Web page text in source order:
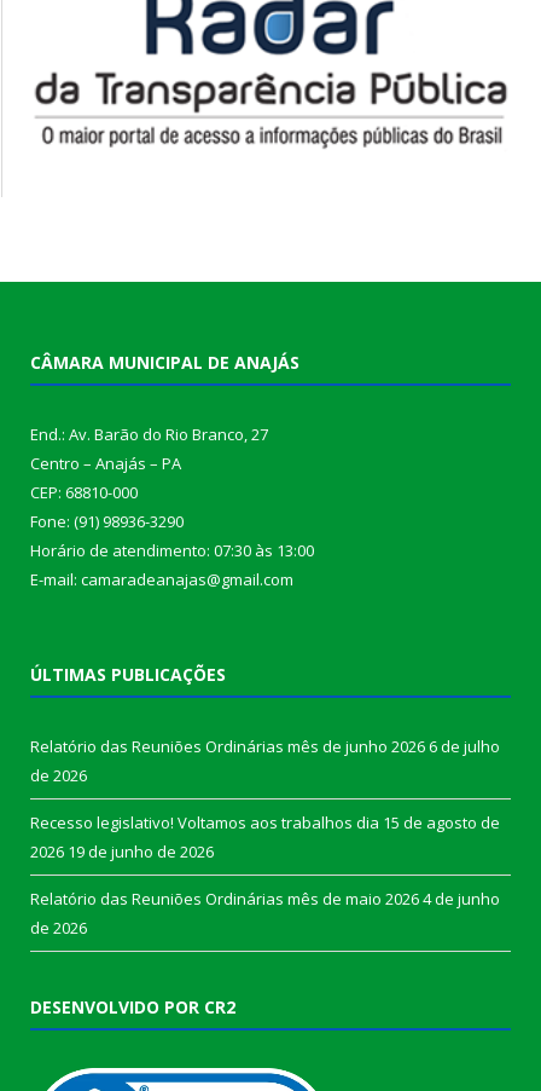
CÂMARA MUNICIPAL DE ANAJÁS
End.: Av. Barão do Rio Branco, 27
Centro – Anajás – PA
CEP: 68810-000
Fone: (91) 98936-3290
Horário de atendimento: 07:30 às 13:00
E-mail: camaradeanajas@gmail.com
ÚLTIMAS PUBLICAÇÕES
Relatório das Reuniões Ordinárias mês de junho 20266 de julho
de 2026
Recesso legislativo! Voltamos aos trabalhos dia 15 de agosto de
2026 19 de junho de 2026
Relatório das Reuniões Ordinárias mês de maio 20264 de junho
de 2026
DESENVOLVIDO POR CR2